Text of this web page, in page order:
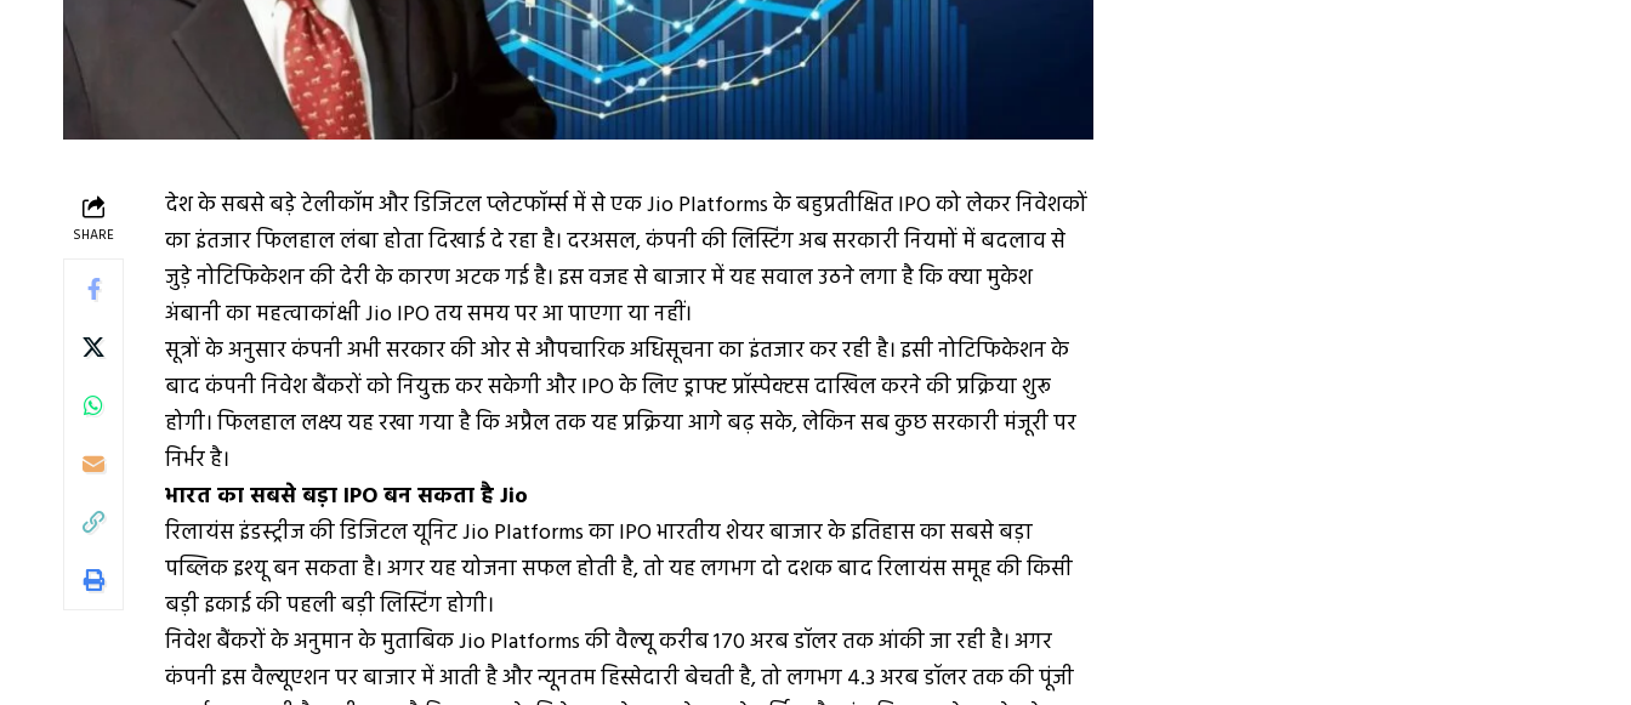
SHARE
देश के सबसे बड़े टेलीकॉम और डिजिटल प्लेटफॉर्म्स में से एक Jio Platforms के बहुप्रतीक्षित IPO को लेकर निवेशकों
का इंतजार फिलहाल लंबा होता दिखाई दे रहा है। दरअसल, कंपनी की लिस्टिंग अब सरकारी नियमों में बदलाव से
जुड़े नोटिफिकेशन की देरी के कारण अटक गई है। इस वजह से बाजार में यह सवाल उठने लगा है कि क्या मुकेश
अंबानी का महत्वाकांक्षी Jio IPO तय समय पर आ पाएगा या नहीं।
सूत्रों के अनुसार कंपनी अभी सरकार की ओर से औपचारिक अधिसूचना का इंतजार कर रही है। इसी नोटिफिकेशन के
बाद कंपनी निवेश बैंकरों को नियुक्त कर सकेगी और IPO के लिए ड्राफ्ट प्रॉस्पेक्टस दाखिल करने की प्रक्रिया शुरू
होगी। फिलहाल लक्ष्य यह रखा गया है कि अप्रैल तक यह प्रक्रिया आगे बढ़ सके, लेकिन सब कुछ सरकारी मंजूरी पर
निर्भर है।
भारत का सबसे बड़ा IPO बन सकता है Jio
रिलायंस इंडस्ट्रीज की डिजिटल यूनिट Jio Platforms का IPO भारतीय शेयर बाजार के इतिहास का सबसे बड़ा
पब्लिक इश्यू बन सकता है। अगर यह योजना सफल होती है, तो यह लगभग दो दशक बाद रिलायंस समूह की किसी
बड़ी इकाई की पहली बड़ी लिस्टिंग होगी।
निवेश बैंकरों के अनुमान के मुताबिक Jio Platforms की वैल्यू करीब 170 अरब डॉलर तक आंकी जा रही है। अगर
कंपनी इस वैल्यूएशन पर बाजार में आती है और न्यूनतम हिस्सेदारी बेचती है, तो लगभग 4.3 अरब डॉलर तक की पूंजी